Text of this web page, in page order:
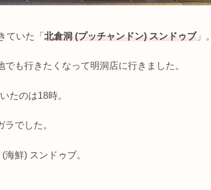
ていた「 北倉洞 (プッチャンドン) スンドゥブ」。
も行きたくなって明洞店に行きました。
たのは18時。
でした。
鮮) スンドゥブ。